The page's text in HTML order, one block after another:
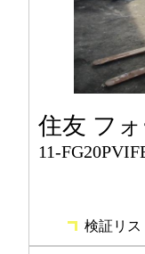
住友 フ
11-
検証リス